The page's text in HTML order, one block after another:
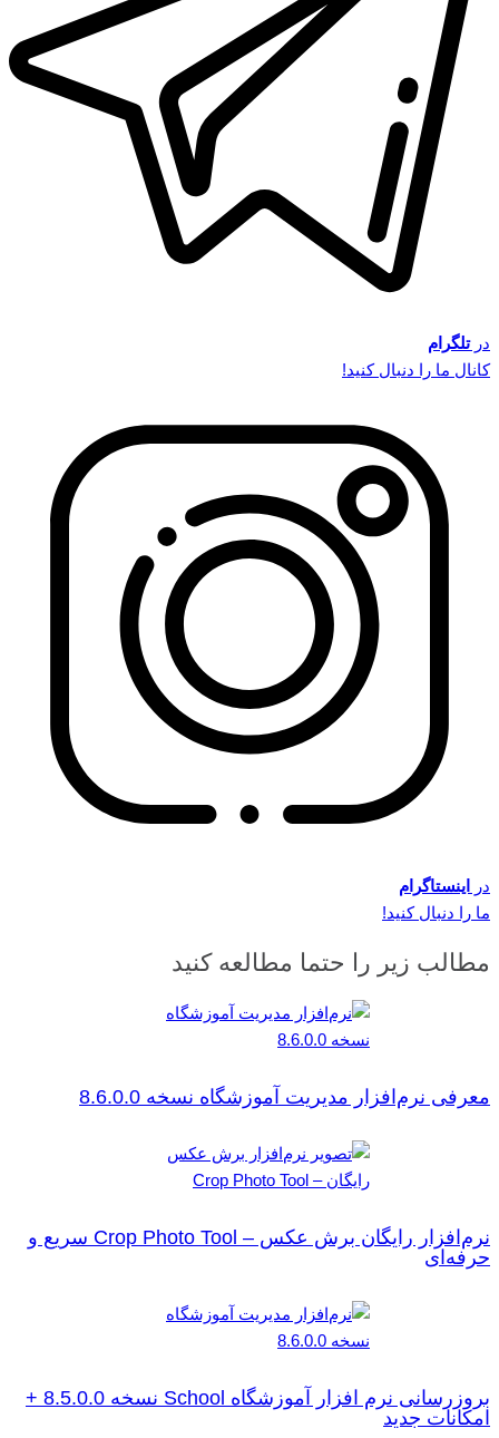
درتلگرام
کانال ما را دنبال کنید!
در
اینستاگرام
ما را دنبال کنید!
مطالب زیر را حتما مطالعه کنید
معرفی نرم‌افزار مدیریت آموزشگاه نسخه 8.6.0.0
نرم‌افزار رایگان برش عکس – Crop Photo Tool سریع و
حرفه‌ای
بروزرسانی نرم افزار آموزشگاه School نسخه 8.5.0.0 +
امکانات جدید